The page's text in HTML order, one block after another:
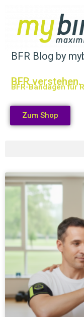
BFR Blog by
BFR verstehen.
BFR-Bandagen für
Zum Shop